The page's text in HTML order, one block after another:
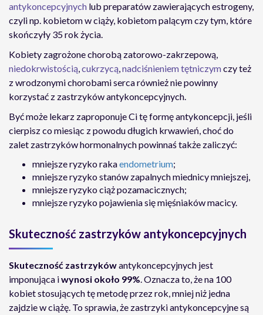
antykoncepcyjnych lub preparatów zawierających estrogeny,
czyli np. kobietom w ciąży, kobietom palącym czy tym, które
skończyły 35 rok życia.
Kobiety zagrożone chorobą zatorowo-zakrzepową,
niedokrwistością,cukrzycą,nadciśnieniem tętniczymczy też
z wrodzonymi chorobami serca również nie powinny
korzystać z zastrzyków antykoncepcyjnych.
Być może lekarz zaproponuje Ci tę formę antykoncepcji, jeśli
cierpisz co miesiąc z powodu długich krwawień, choć do
zalet zastrzyków hormonalnych powinnaś także zaliczyć:
mniejsze ryzyko rakaendometrium;
mniejsze ryzyko stanów zapalnych miednicy mniejszej,
mniejsze ryzyko ciąż pozamacicznych;
mniejsze ryzyko pojawienia się mięśniaków macicy.
Skuteczność zastrzyków antykoncepcyjnych
Skuteczność zastrzykówantykoncepcyjnych jest
imponująca iwynosi około 99%. Oznacza to, że na 100
kobiet stosujących tę metodę przez rok, mniej niż jedna
zajdzie w ciążę. To sprawia, że zastrzyki antykoncepcyjne są